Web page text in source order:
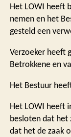
Het LOWI heeft
nemen en het
gesteld een
Verzoeker heeft
Betrokkene en
Het Bestuur
Het LOWI heeft
besloten dat het
dat het de zaak